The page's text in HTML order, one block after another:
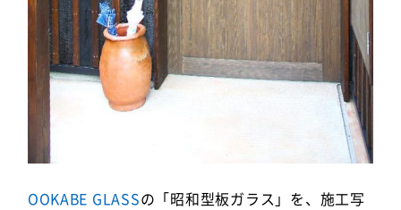
OOKABE GLASSの「昭和型板ガラス」を、施工写